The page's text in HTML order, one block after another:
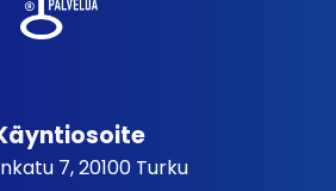
7, 20100 Turku